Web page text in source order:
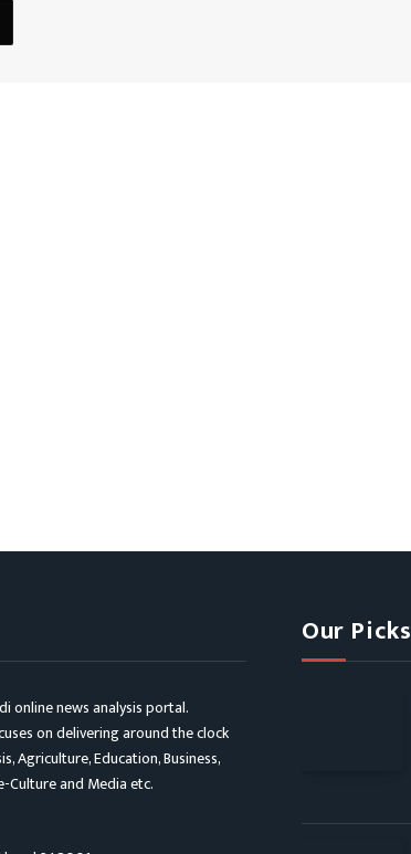
online news analysis portal.
on delivering around the clock
Agriculture, Education, Business,
and Media etc.
Our Picks